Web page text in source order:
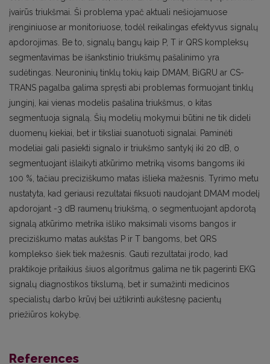
įvairūs triukšmai. Ši problema ypač aktuali nešiojamuose
įrenginiuose ar monitoriuose, todėl reikalingas efektyvus signalų
apdorojimas. Be to, signalų bangų kaip P, T ir QRS kompleksų
segmentavimas be išankstinio triukšmų pašalinimo yra
sudėtingas. Neuroninių tinklų tokių kaip DMAM, BiGRU ar CS-
TRANS pagalba galima spręsti abi problemas formuojant tinklų
junginį, kai vienas modelis pašalina triukšmus, o kitas
segmentuoja signalą. Šių modelių mokymui būtini ne tik dideli
duomenų kiekiai, bet ir tiksliai suanotuoti signalai. Paminėti
modeliai gali pasiekti signalo ir triukšmo santykį iki 20 dB, o
segmentuojant išlaikyti atkūrimo metriką visoms bangoms iki
100 %, tačiau preciziškumo matas išlieka mažesnis. Tyrimo metu
nustatyta, kad geriausi rezultatai fiksuoti naudojant DMAM modelį
apdorojant -3 dB raumenų triukšmą, o segmentuojant apdorotą
signalą atkūrimo metrika išliko maksimali visoms bangos ir
preciziškumo matas aukštas P ir T bangoms, bet QRS
komplekso šiek tiek mažesnis. Gauti rezultatai įrodo, kad
praktikoje pritaikius šiuos algoritmus galima ne tik pagerinti EKG
signalų diagnostikos tikslumą, bet ir sumažinti medicinos
specialistų darbo krūvį bei užtikrinti aukštesnę pacientų
priežiūros kokybę.
References